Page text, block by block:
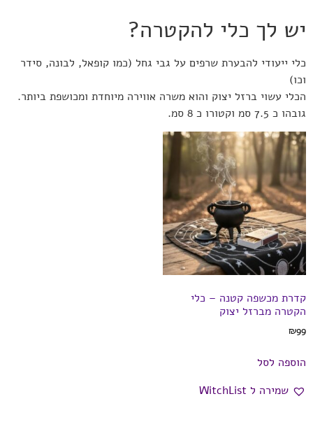
יש לך כלי להקטרה?
כלי ייעודי להבערת שרפים על גבי גחל (כמו קופאל, לבונה, סידר
וכו)
הכלי עשוי ברזל יצוק והוא משרה אווירה מיוחדת ומכושפת ביותר.
גובהו כ 7.5 סמ וקטורו כ 8 סמ.
קדרת מכשפה קטנה – כלי
הקטרה מברזל יצוק
₪99
הוספה לסל
שמירה ל WitchList